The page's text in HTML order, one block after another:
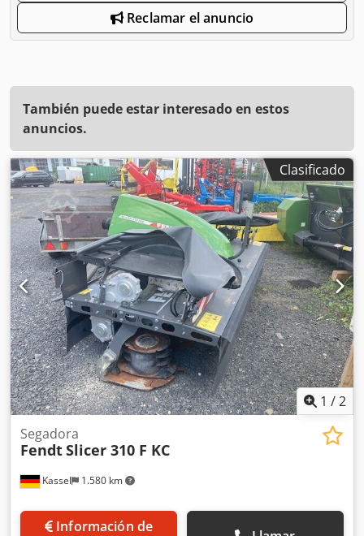
Reclamar el anuncio
También puede estar interesado en estos
anuncios.
Clasificado
1 /2
Kassel 1.580 km
Segadora
FendtSlicer 310 F KC
Información de